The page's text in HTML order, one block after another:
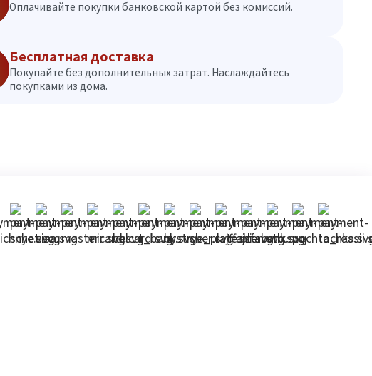
Оплачивайте покупки банковской картой без комиссий.
Бесплатная доставка
Покупайте без дополнительных затрат. Наслаждайтесь
покупками из дома.